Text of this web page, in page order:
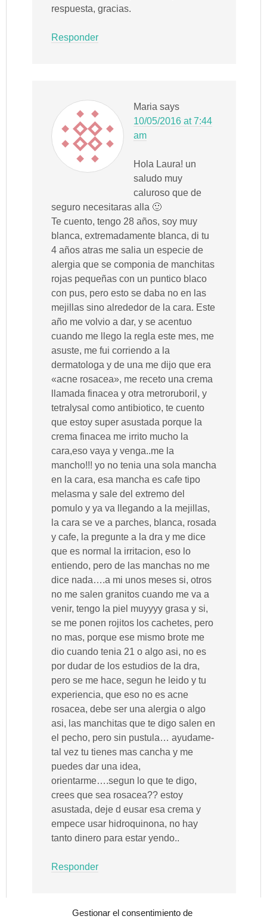
Gestionar el consentimiento de
respuesta, gracias.
Responder
Maria says
10/05/2016 at 7:44
am
Hola Laura! un
saludo muy
caluroso que de
seguro necesitaras alla 🙂
Te cuento, tengo 28 años, soy muy
blanca, extremadamente blanca, di tu
4 años atras me salia un especie de
alergia que se componia de manchitas
rojas pequeñas con un puntico blaco
con pus, pero esto se daba no en las
mejillas sino alrededor de la cara. Este
año me volvio a dar, y se acentuo
cuando me llego la regla este mes, me
asuste, me fui corriendo a la
dermatologa y de una me dijo que era
«acne rosacea», me receto una crema
llamada finacea y otra metroruboril, y
tetralysal como antibiotico, te cuento
que estoy super asustada porque la
crema finacea me irrito mucho la
cara,eso vaya y venga..me la
mancho!!! yo no tenia una sola mancha
en la cara, esa mancha es cafe tipo
melasma y sale del extremo del
pomulo y ya va llegando a la mejillas,
la cara se ve a parches, blanca, rosada
y cafe, la pregunte a la dra y me dice
que es normal la irritacion, eso lo
entiendo, pero de las manchas no me
dice nada….a mi unos meses si, otros
no me salen granitos cuando me va a
venir, tengo la piel muyyyy grasa y si,
se me ponen rojitos los cachetes, pero
no mas, porque ese mismo brote me
dio cuando tenia 21 o algo asi, no es
por dudar de los estudios de la dra,
pero se me hace, segun he leido y tu
experiencia, que eso no es acne
rosacea, debe ser una alergia o algo
asi, las manchitas que te digo salen en
el pecho, pero sin pustula… ayudame-
tal vez tu tienes mas cancha y me
puedes dar una idea,
orientarme….segun lo que te digo,
crees que sea rosacea?? estoy
asustada, deje d eusar esa crema y
empece usar hidroquinona, no hay
tanto dinero para estar yendo..
Responder